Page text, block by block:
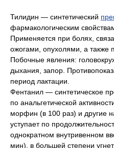
Тилидин — синтетический
фармакологическим
Применяется при болях,
ожогами, опухолями, а также
Побочные явления:
дыхания, запор.
период лактации.
Фентанил — синтетическое
по анальгетической
морфин (в 100 раз) и другие
уступает по
однократном внутривенном
мин), в большей степени